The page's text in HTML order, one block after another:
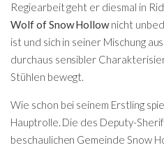
Regiearbeit geht er diesmal in
Wolf of Snow Hollownicht
ist und sich in seiner Mischung
durchaus sensibler
Stühlen bewegt.
Wie schon bei seinem Erstling
Hauptrolle. Die des Deputy-
beschaulichen Gemeinde Snow